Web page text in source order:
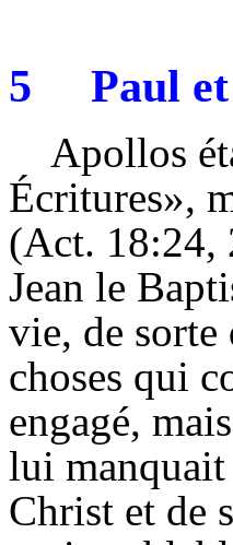
5 Paul
Apollos
Écritures»,
(Act. 18:24,
Jean le
vie, de sorte
choses qui
engagé,
lui manquait
Christ et de